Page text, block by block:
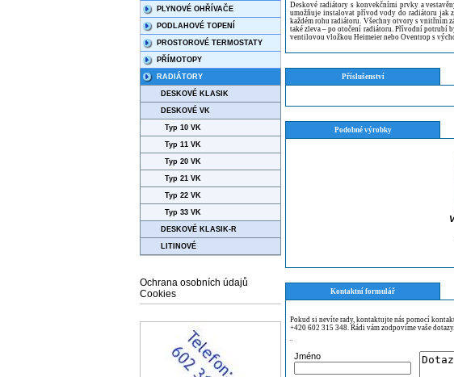
PLYNOVÉ OHŘÍVAČE
PODLAHOVÉ TOPENÍ
PROSTOROVÉ TERMOSTATY
PŘÍMOTOPY
RADIÁTORY
DESKOVÉ KLASIK
DESKOVÉ VK
Typ 10 VK
Typ 11 VK
Typ 20 VK
Typ 21 VK
Typ 22 VK
Typ 33 VK
DESKOVÉ KLASIK-R
LITINOVÉ
Ochrana osobních údajů
Cookies
Deskové radiátory s konvekčními prvky a
umožňuje instalovat přívod vody do radiátoru
každém rohu radiátoru. Všechny otvory s vnitřním
také zleva – po otočení radiátoru. Přívodní potrubí
ventilovou vložkou Heimeier nebo Oventrop s
Příslušenství
Podobné výrobky
Kontaktní formulář
Pokud si nevíte rady, kontaktujte nás pomocí
+420 602 315 348. Rádi vám zodpovíme vaše dotazy.
¨
Jméno